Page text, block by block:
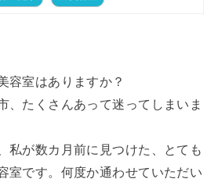
容室はありますか？
、たくさんあって迷ってしまいま
私が数カ月前に見つけた、とても
室です。何度か通わせていただい